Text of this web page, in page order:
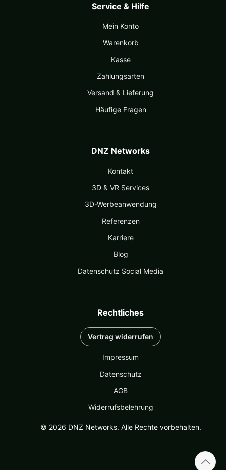
Service & Hilfe
Mein Konto
Warenkorb
Kasse
Zahlungsarten
Versand & Lieferung
Häufige Fragen
DNZ Networks
Kontakt
3D & VR Services
3D-Werbeanwendung
Referenzen
Karriere
Blog
Datenschutz Social Media
Rechtliches
Vertrag widerrufen
Impressum
Datenschutz
AGB
Widerrufsbelehrung
© 2026 DNZ Networks. Alle Rechte vorbehalten.